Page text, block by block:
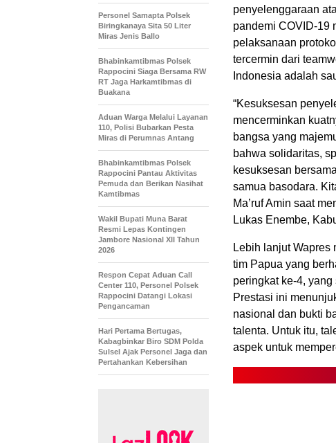
penyelenggaraan
pandemi COVID-19
pelaksanaan
tercermin dari
Indonesia adalah
“Kesuksesan
mencerminkan
bangsa yang
bahwa solidaritas,
kesuksesan
samua basodara.
Ma’ruf Amin saat
Lukas Enembe,
Lebih lanjut Wapres
tim Papua yang
peringkat ke-4,
Prestasi ini
nasional dan bukti
talenta. Untuk itu,
aspek untuk
Personel Samapta Polsek
Biringkanaya Sita 50 Liter
Miras Jenis Ballo
Bhabinkamtibmas Polsek
Rappocini Siaga Bersama RW
RT Jaga Harkamtibmas di
Buakana
Aduan Warga Melalui Layanan
110, Polisi Bubarkan Pesta
Miras di Perumnas Antang
Bhabinkamtibmas Polsek
Rappocini Pantau Aktivitas
Pemuda dan Berikan Nasihat
Kamtibmas
Wakil Bupati Muna Barat
Resmi Lepas Kontingen
Jambore Nasional XII Tahun
2026
Respon Cepat Aduan Call
Center 110, Personel Polsek
Rappocini Datangi Lokasi
Pengancaman
Hari Pertama Bertugas,
Kabagbinkar Biro SDM Polda
Sulsel Ajak Personel Jaga dan
Pertahankan Kebersihan